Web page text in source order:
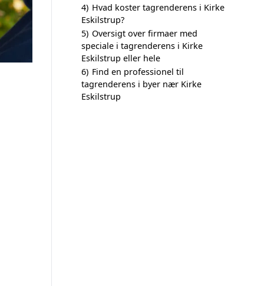
4) Hvad koster tagrenderens i Kirke
Eskilstrup?
5) Oversigt over firmaer med
speciale i tagrenderens i Kirke
Eskilstrup eller hele
6) Find en professionel til
tagrenderens i byer nær Kirke
Eskilstrup